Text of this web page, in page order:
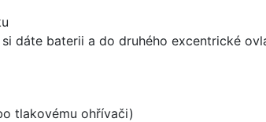
dáte baterii a do druhého excentrické
tlakovému ohřívači)